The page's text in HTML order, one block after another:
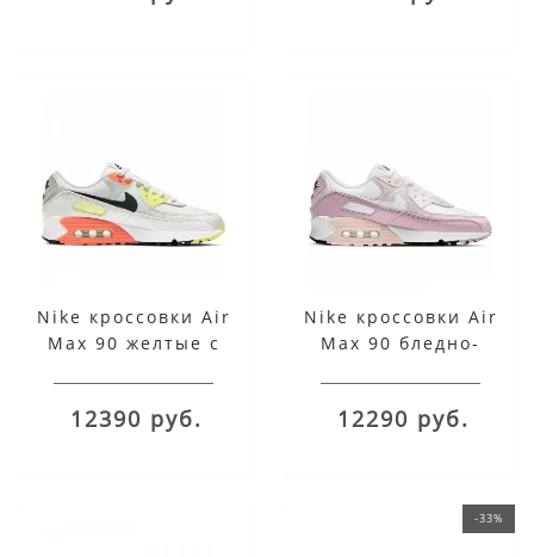
Nike кроссовки Air
Max 90 желтые с
12390 руб.
Nike кроссовки Air
Max 90 бледно-
12290 руб.
-33%